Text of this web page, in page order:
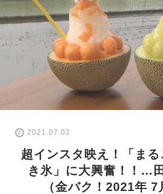
2021.07.02
超インスタ映え！「ま
き氷」に大興奮！！…
（金バク！2021年 7